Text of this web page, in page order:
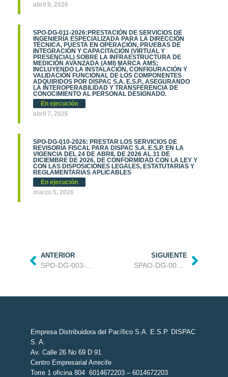
abril 9, 2026
SPO-DG-011-2026:PRESTACIÓN DE SERVICIOS DE
INGENIERÍA ESPECIALIZADA PARA LA DIRECCIÓN
TÉCNICA, PUESTA EN OPERACIÓN, PRUEBAS DE
INTEGRACIÓN Y CAPACITACIÓN (VIRTUAL Y
PRESENCIAL) SOBRE LA INFRAESTRUCTURA DE
MEDICIÓN AVANZADA (AMI) MARCA AMS;
INCLUYENDO LA INSTALACIÓN, CONFIGURACIÓN Y
VALIDACIÓN FUNCIONAL DE LOS COMPONENTES
ADQUIRIDOS POR DISPAC S.A. E.S.P., ASEGURANDO
LA INTEROPERABILIDAD Y TRANSFERENCIA DE
CONOCIMIENTO AL PERSONAL DESIGNADO.
En ejecución
abril 7, 2026
SPO-DG-010-2026: PRESTAR LOS SERVICIOS DE
REVISORÍA FISCAL PARA DISPAC S.A. E.S.P. EN LA
VIGENCIA DEL 24 DE ABRIL DE 2026 AL 31 DE
DICIEMBRE DE 2026, DE CONFORMIDAD CON LA LEY Y
CON LAS DISPOSICIONES LEGALES, ESTATUTARIAS Y
REGLAMENTARIAS APLICABLES
En ejecución
marzo 5, 2026
ANTERIOR SIGUIENTE
Empresa Distribuidora del Pacífico S.A. E.S.P. DISPAC
S. A.
Av. Calle 26 No 69 D 91
Centro Empresarial Arrecife
Torre 1 oficina 804 6014672203 – 6014672203